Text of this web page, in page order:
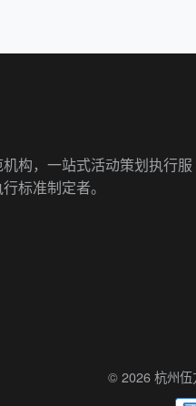
构，一站式活动策划执行服
标准制定者。
© 2026 杭州